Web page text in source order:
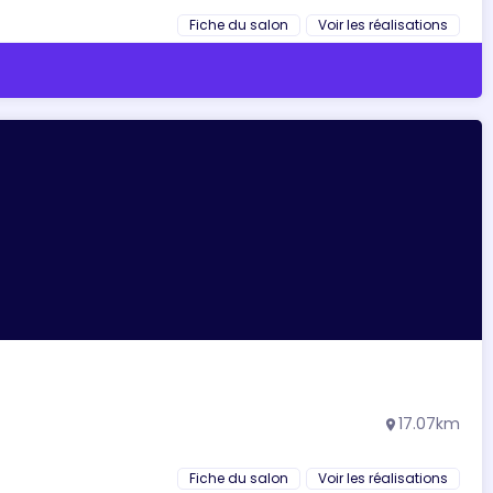
Fiche du salon Voir les réalisations
location_on 17.07km
Fiche du salon Voir les réalisations